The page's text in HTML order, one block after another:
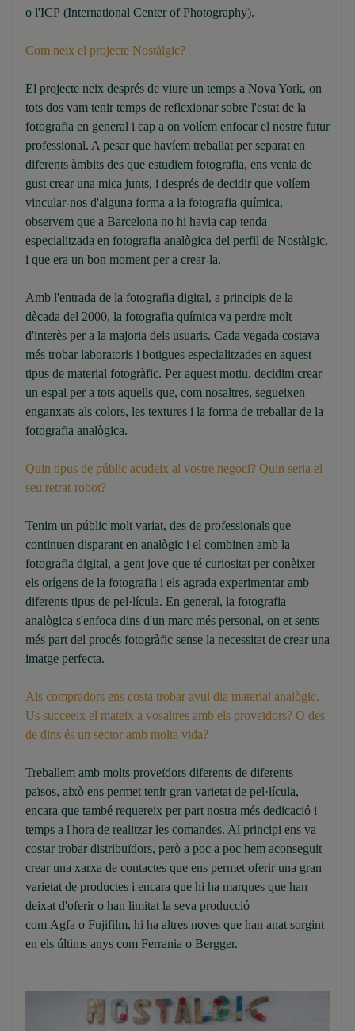
o l'ICP (International Center of Photography).
Com neix el projecte Nostàlgic?
El projecte neix després de viure un temps a Nova York, on
tots dos vam tenir temps de reflexionar sobre l'estat de la
fotografia en general i cap a on volíem enfocar el nostre futur
professional. A pesar que havíem treballat per separat en
diferents àmbits des que estudiem fotografia, ens venia de
gust crear una mica junts, i després de decidir que volíem
vincular-nos d'alguna forma a la fotografia química,
observem que a Barcelona no hi havia cap tenda
especialitzada en fotografia analògica del perfil de Nostàlgic,
i que era un bon moment per a crear-la.
Amb l'entrada de la fotografia digital, a principis de la
dècada del 2000, la fotografia química va perdre molt
d'interès per a la majoria dels usuaris. Cada vegada costava
més trobar laboratoris i botigues especialitzades en aquest
tipus de material fotogràfic. Per aquest motiu, decidim crear
un espai per a tots aquells que, com nosaltres, segueixen
enganxats als colors, les textures i la forma de treballar de la
fotografia analògica.
Quin tipus de públic acudeix al vostre negoci? Quin seria el
seu retrat-robot?
Tenim un públic molt variat, des de professionals que
continuen disparant en analògic i el combinen amb la
fotografia digital, a gent jove que té curiositat per conèixer
els orígens de la fotografia i els agrada experimentar amb
diferents tipus de pel·lícula. En general, la fotografia
analògica s'enfoca dins d'un marc més personal, on et sents
més part del procés fotogràfic sense la necessitat de crear una
imatge perfecta.
Als compradors ens costa trobar avui dia material analògic.
Us succeeix el mateix a vosaltres amb els proveïdors? O des
de dins és un sector amb molta vida?
Treballem amb molts proveïdors diferents de diferents
països, això ens permet tenir gran varietat de pel·lícula,
encara que també requereix per part nostra més dedicació i
temps a l'hora de realitzar les comandes. Al principi ens va
costar trobar distribuïdors, però a poc a poc hem aconseguit
crear una xarxa de contactes que ens permet oferir una gran
varietat de productes i encara que hi ha marques que han
deixat d'oferir o han limitat la seva producció
com Agfa o Fujifilm, hi ha altres noves que han anat sorgint
en els últims anys com Ferrania o Bergger.